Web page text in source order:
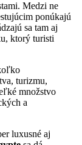
Medzi ne
ponúkajú
sa tam aj
ktorý turisti
turizmu,
množstvo
a
luxusné aj